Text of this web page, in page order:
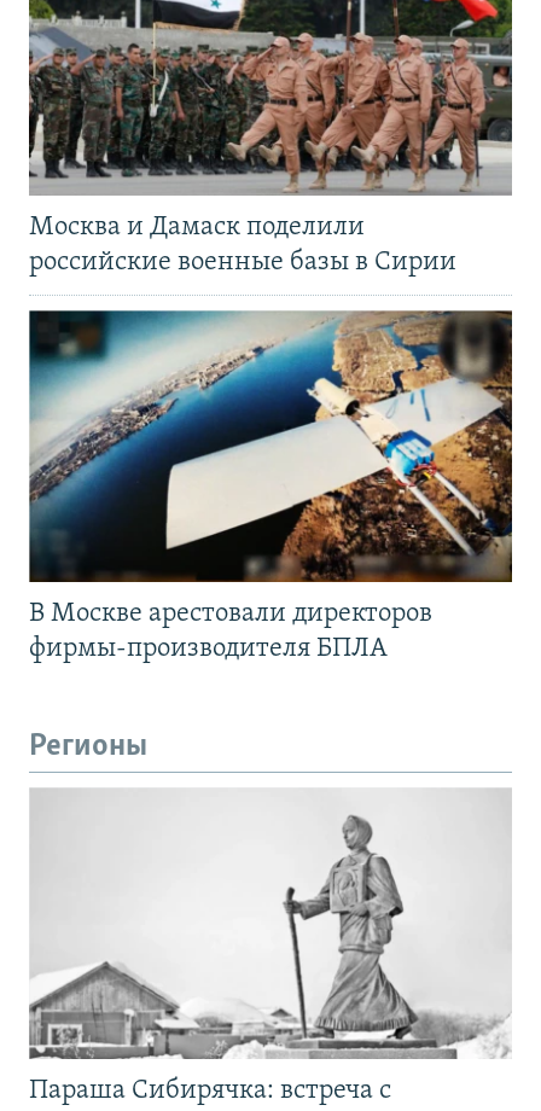
Москва и Дамаск поделили
российские военные базы в Сирии
В Москве арестовали директоров
фирмы-производителя БПЛА
Регионы
Параша Сибирячка: встреча с